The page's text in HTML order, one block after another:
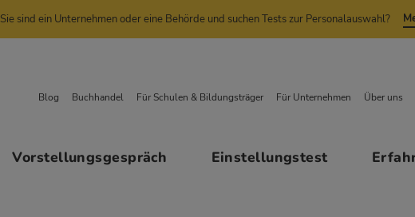
Sie sind ein Unternehmen oder eine Behörde und suchen Tests zur Personalauswahl?
Vorstellungsgespräch Einstellungstest
Blog Buchhandel Für Schulen & Bildungsträger Für Unternehmen Über uns